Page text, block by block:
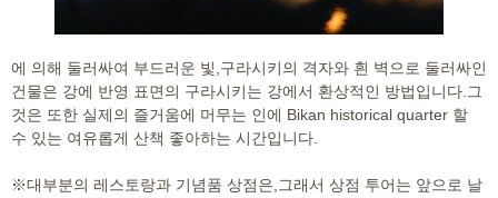
에 의해 둘러싸여 부드러운 빛,구라시키의 격자와 흰 벽으로 둘러싸인
건물은 강에 반영 표면의 구라시키는 강에서 환상적인 방법입니다.그
것은 또한 실제의 즐거움에 머무는 인에 Bikan historical quarter 할
수 있는 여유롭게 산책 좋아하는 시간입니다.
※대부분의 레스토랑과 기념품 상점은,그래서 상점 투어는 앞으로 날